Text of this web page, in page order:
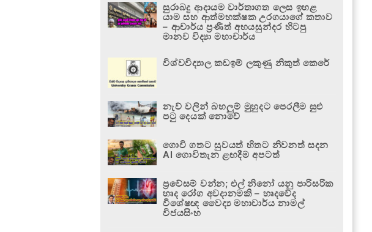
සුරාබදු ආදායම වාර්තාගත ලෙස ඉහළ
යාම සහ ආත්මභක්ෂක උරගයාගේ කතාව
– ආචාර්ය ප්‍රණීත් අභයසුන්දර හිටපු
මානව විද්‍යා මහාචාර්ය
විශ්වවිද්‍යාල කඩඉම් ලකුණු නිකුත් කෙරේ
නැව් වලින් බහලුම් මුහුදට පෙරලීම සුළු
පටු දෙයක් නොවේ
ගොවි ගතට සුවයත් හිතට නිවනත් සදන
AI ගොවිතැන ළඟදීම අපටත්
ප්‍රවේසම් වන්න; එල් නිනෝ යනු පාරිසරික
හෘද රෝග අවදානමකි – හෘදවේද
විශේෂඥ වෛද්‍ය මහාචාර්ය නාමල්
විජයසිංහ